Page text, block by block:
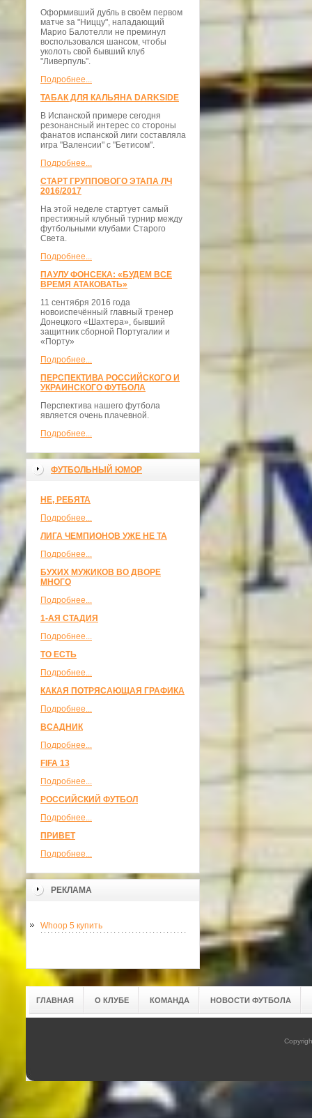
Оформивший дубль в своём первом
матче за "Ниццу", нападающий
Марио Балотелли не преминул
воспользовался шансом, чтобы
уколоть свой бывший клуб
"Ливерпуль".
Подробнее...
ТАБАК ДЛЯ КАЛЬЯНА DARKSIDE
В Испанской примере сегодня
резонансный интерес со стороны
фанатов испанской лиги составляла
игра "Валенсии" с "Бетисом".
Подробнее...
СТАРТ ГРУППОВОГО ЭТАПА ЛЧ
2016/2017
На этой неделе стартует самый
престижный клубный турнир между
футбольными клубами Старого
Света.
Подробнее...
ПАУЛУ ФОНСЕКА: «БУДЕМ ВСЕ
ВРЕМЯ АТАКОВАТЬ»
11 сентября 2016 года
новоиспечённый главный тренер
Донецкого «Шахтера», бывший
защитник сборной Португалии и
«Порту»
Подробнее...
ПЕРСПЕКТИВА РОССИЙСКОГО И
УКРАИНСКОГО ФУТБОЛА
Перспектива нашего футбола
является очень плачевной.
Подробнее...
ФУТБОЛЬНЫЙ ЮМОР
НЕ, РЕБЯТА
Подробнее...
ЛИГА ЧЕМПИОНОВ УЖЕ НЕ ТА
Подробнее...
БУХИХ МУЖИКОВ ВО ДВОРЕ
МНОГО
Подробнее...
1-АЯ СТАДИЯ
Подробнее...
ТО ЕСТЬ
Подробнее...
КАКАЯ ПОТРЯСАЮЩАЯ ГРАФИКА
Подробнее...
ВСАДНИК
Подробнее...
FIFA 13
Подробнее...
РОССИЙСКИЙ ФУТБОЛ
Подробнее...
ПРИВЕТ
Подробнее...
РЕКЛАМА
Whoop 5 купить
ГЛАВНАЯ О КЛУБЕ КОМАНДА НОВОСТИ ФУТБОЛА